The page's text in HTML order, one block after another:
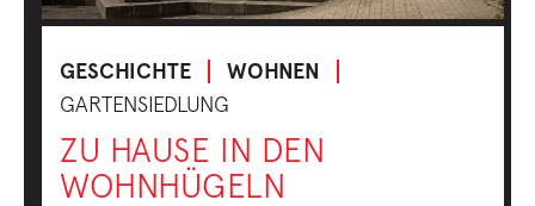
GESCHICHTE WOHNEN
GARTENSIEDLUNG
ZU HAUSE IN DEN
WOHNHÜGELN